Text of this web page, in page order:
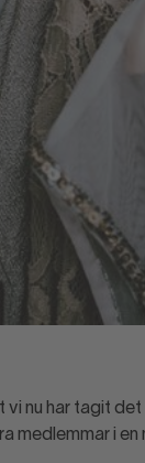
vi nu har tagit
medlemmar i